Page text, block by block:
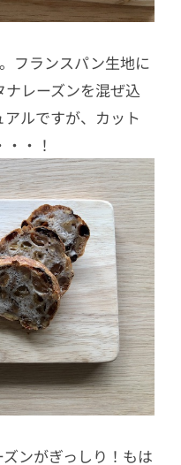
フランスパン生地に
レーズンを混ぜ込
ルですが、カット
・！
ンがぎっしり！もは